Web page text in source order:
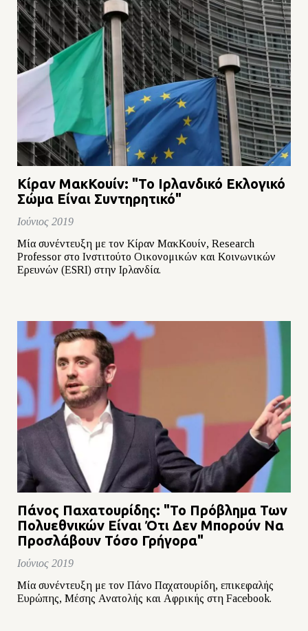
Κίραν ΜακΚουίν: "Το Ιρλανδικό Εκλογικό
Σώμα Είναι Συντηρητικό"
Ιούνιος 2019
Μία συνέντευξη με τον Κίραν ΜακΚουίν, Research
Professor στο Ινστιτούτο Οικονομικών και Κοινωνικών
Ερευνών (ESRI) στην Ιρλανδία.
Πάνος Παχατουρίδης: "Το Πρόβλημα Των
Πολυεθνικών Είναι Ότι Δεν Μπορούν Να
Προσλάβουν Τόσο Γρήγορα"
Ιούνιος 2019
Μία συνέντευξη με τον Πάνο Παχατουρίδη, επικεφαλής
Ευρώπης, Μέσης Ανατολής και Αφρικής στη Facebook.